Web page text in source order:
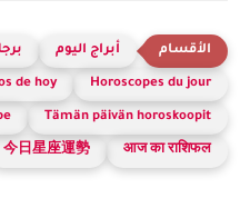
أبراج اليوم
Horoscopes du jour
de hoy
Tämän päivän horoskoopit
आज का राशिफल
今日星座運勢